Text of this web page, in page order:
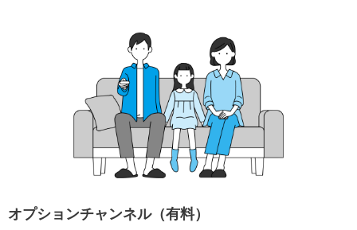
オプションチャンネル（有料）